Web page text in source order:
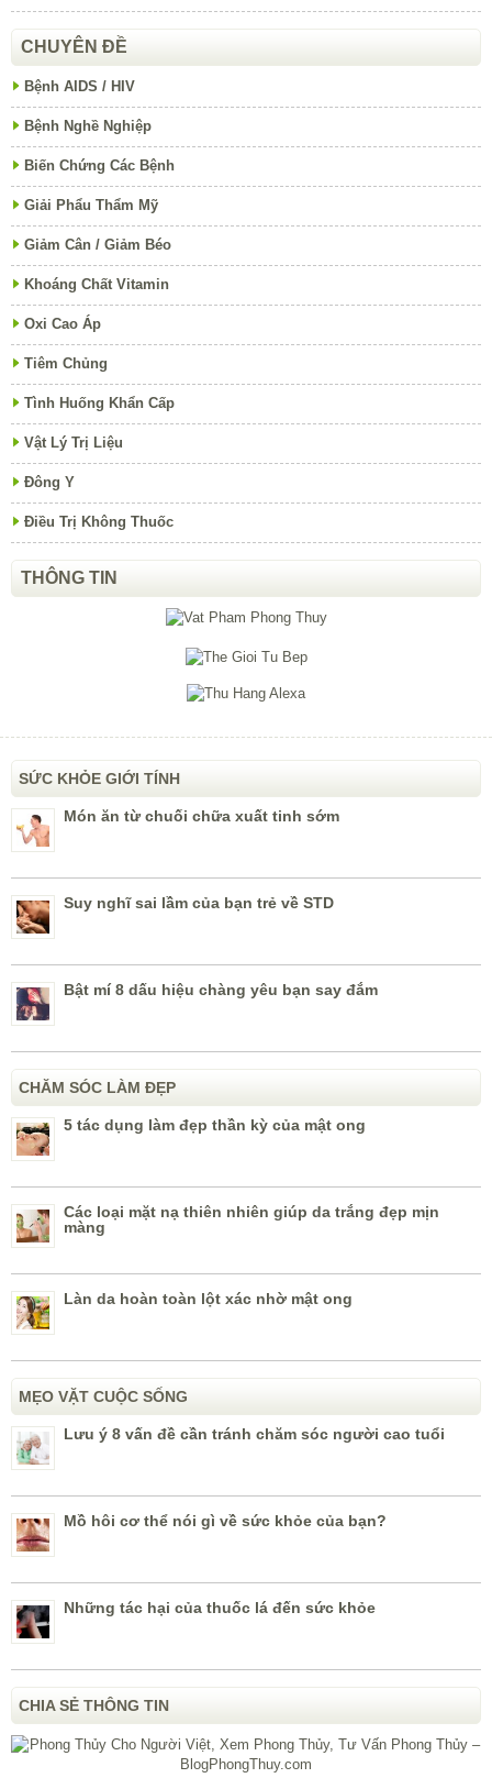
CHUYÊN ĐỀ
Bệnh AIDS / HIV
Bệnh Nghề Nghiệp
Biến Chứng Các Bệnh
Giải Phẩu Thẩm Mỹ
Giảm Cân / Giảm Béo
Khoáng Chất Vitamin
Oxi Cao Áp
Tiêm Chủng
Tình Huống Khẩn Cấp
Vật Lý Trị Liệu
Đông Y
Điều Trị Không Thuốc
THÔNG TIN
SỨC KHỎE GIỚI TÍNH
Món ăn từ chuối chữa xuất tinh sớm
Suy nghĩ sai lầm của bạn trẻ về STD
Bật mí 8 dấu hiệu chàng yêu bạn say đắm
CHĂM SÓC LÀM ĐẸP
5 tác dụng làm đẹp thần kỳ của mật ong
Các loại mặt nạ thiên nhiên giúp da trắng đẹp mịn
màng
Làn da hoàn toàn lột xác nhờ mật ong
MẸO VẶT CUỘC SỐNG
Lưu ý 8 vấn đề cần tránh chăm sóc người cao tuổi
Mồ hôi cơ thể nói gì về sức khỏe của bạn?
Những tác hại của thuốc lá đến sức khỏe
CHIA SẺ THÔNG TIN